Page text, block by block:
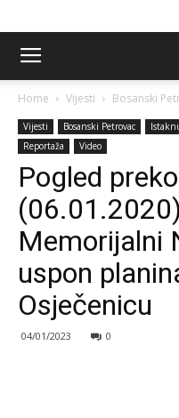
Home Vijesti Bosanski
Vijesti Bosanski Petrovac
Reportaža
Video
Pogled
Memorijalni
uspon
Osječenicu
04/01/2023 0